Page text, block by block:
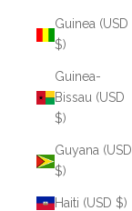
Guinea (USD
$)
Guinea-
Bissau (USD
$)
Guyana (USD
$)
Haiti (USD $)